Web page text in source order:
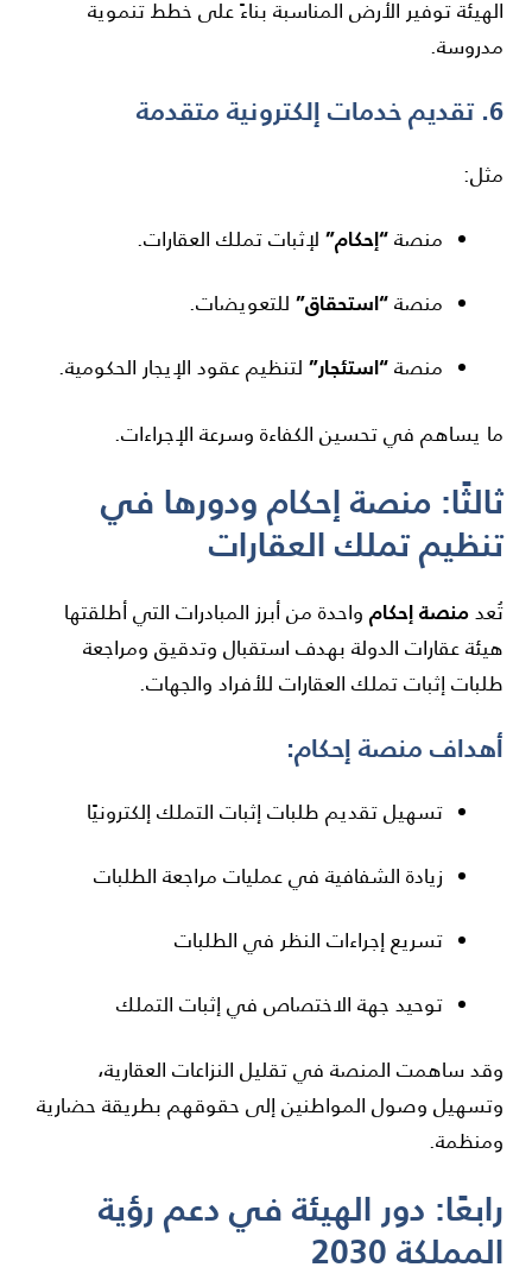
الهيئة توفير الأرض المناسبة بناءً على خطط تنموية
مدروسة.
6. تقديم خدمات إلكترونية متقدمة
مثل:
منصة“إحكام” لإثبات تملك العقارات.
منصة“استحقاق” للتعويضات.
منصة“استئجار” لتنظيم عقود الإيجار الحكومية.
ما يساهم في تحسين الكفاءة وسرعة الإجراءات.
ثالثًا: منصة إحكام ودورها في
تنظيم تملك العقارات
تُعدمنصة إحكام واحدة من أبرز المبادرات التي أطلقتها
هيئة عقارات الدولة بهدف استقبال وتدقيق ومراجعة
طلبات إثبات تملك العقارات للأفراد والجهات.
أهداف منصة إحكام:
تسهيل تقديم طلبات إثبات التملك إلكترونيًا
زيادة الشفافية في عمليات مراجعة الطلبات
تسريع إجراءات النظر في الطلبات
توحيد جهة الاختصاص في إثبات التملك
وقد ساهمت المنصة في تقليل النزاعات العقارية،
وتسهيل وصول المواطنين إلى حقوقهم بطريقة حضارية
ومنظمة.
رابعًا: دور الهيئة في دعم رؤية
المملكة 2030